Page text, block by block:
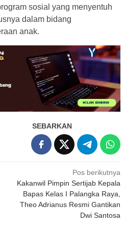
sosial yang menyentuh
dalam bidang
anak.
SEBARKAN
Pos berikutnya
Kakanwil Pimpin Sertijab Kepala
Bapas Kelas I Palangka Raya,
Theo Adrianus Resmi Gantikan
Dwi Santosa